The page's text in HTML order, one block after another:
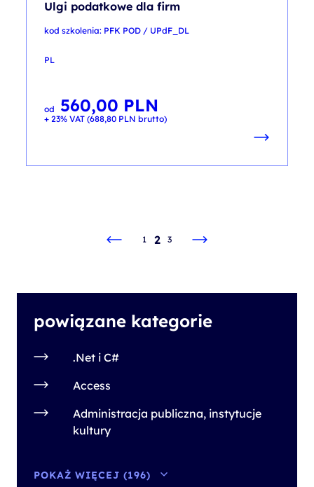
powiązane kategorie
.Net i C#
Access
Administracja publiczna, instytucje
kultury
POKAŻ WIĘCEJ (196)
Ulgi podatkowe dla firm
kod szkolenia: PFK POD / UPdF_DL
PL
od 560,00 PLN
+ 23% VAT (688,80 PLN brutto)
1 2 3